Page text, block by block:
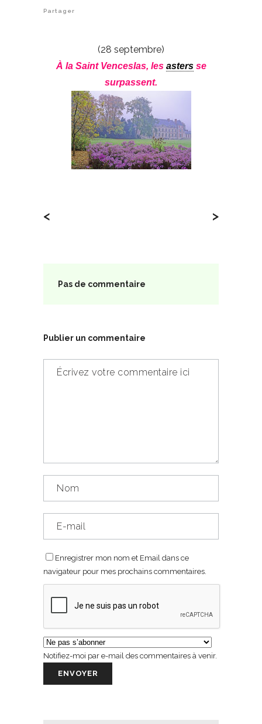
Partager
(28 septembre)
À la Saint Venceslas, les astersse
surpassent.
< >
Pas de commentaire
Publier un commentaire
Enregistrer mon nom et Email dans ce
navigateur pour mes prochains commentaires.
Notifiez-moi par e-mail des commentaires à venir.